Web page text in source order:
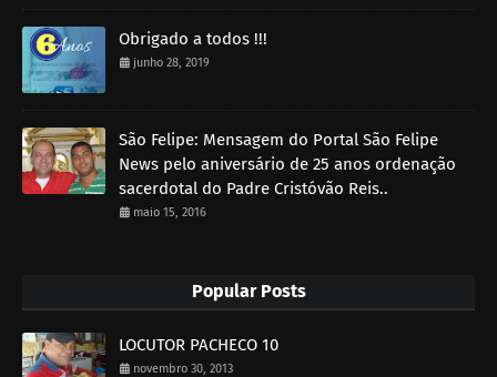
Obrigado a todos !!!
junho 28, 2019
São Felipe: Mensagem do Portal São Felipe
News pelo aniversário de 25 anos ordenação
sacerdotal do Padre Cristóvão Reis..
maio 15, 2016
Popular Posts
LOCUTOR PACHECO 10
novembro 30, 2013